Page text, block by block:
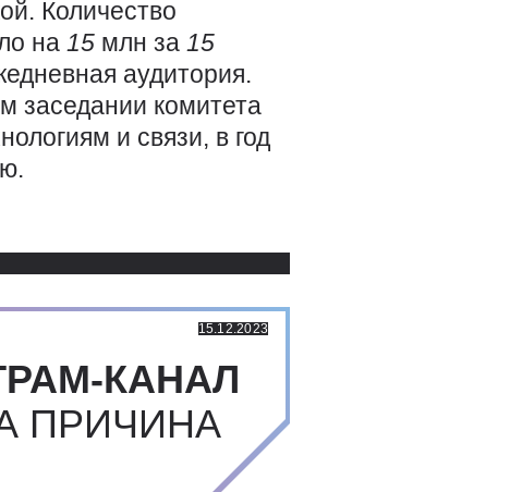
Количество
на 15 млн за 15
аудитория.
заседании комитета
и связи, в год
15.12.2023
КАНАЛ
ПРИЧИНА